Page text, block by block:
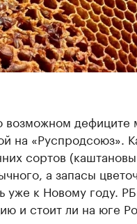
возможном
на «Руспродсоюз».
сортов
а запасы
уже к Новому году.
и стоит ли на юге